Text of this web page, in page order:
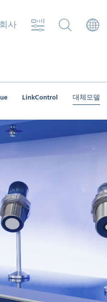
회사
LinkControl 대체모델